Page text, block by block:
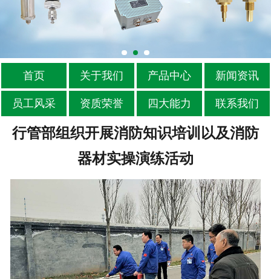
首页 关于我们 产品中心 新闻资讯
员工风采 资质荣誉 四大能力 联系我们
行管部组织开展消防知识培训以及消防
器材实操演练活动